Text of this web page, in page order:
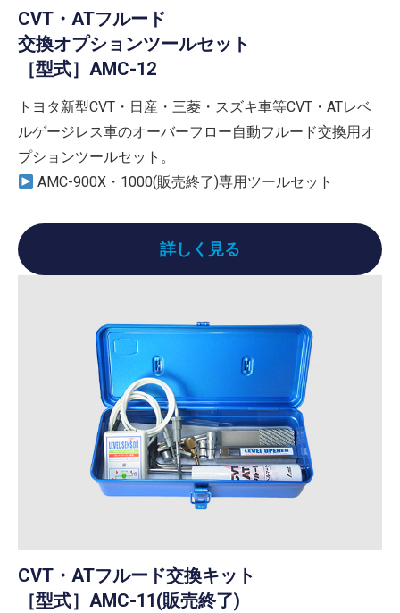
CVT・ATフルード
交換オプションツールセット
［型式］AMC-12
トヨタ新型CVT・日産・三菱・スズキ車等CVT・ATレベ
ルゲージレス車のオーバーフロー自動フルード交換用オ
プションツールセット。
AMC-900X・1000(販売終了)専用ツールセット
詳しく見る
CVT・ATフルード交換キット
［型式］AMC-11(販売終了)